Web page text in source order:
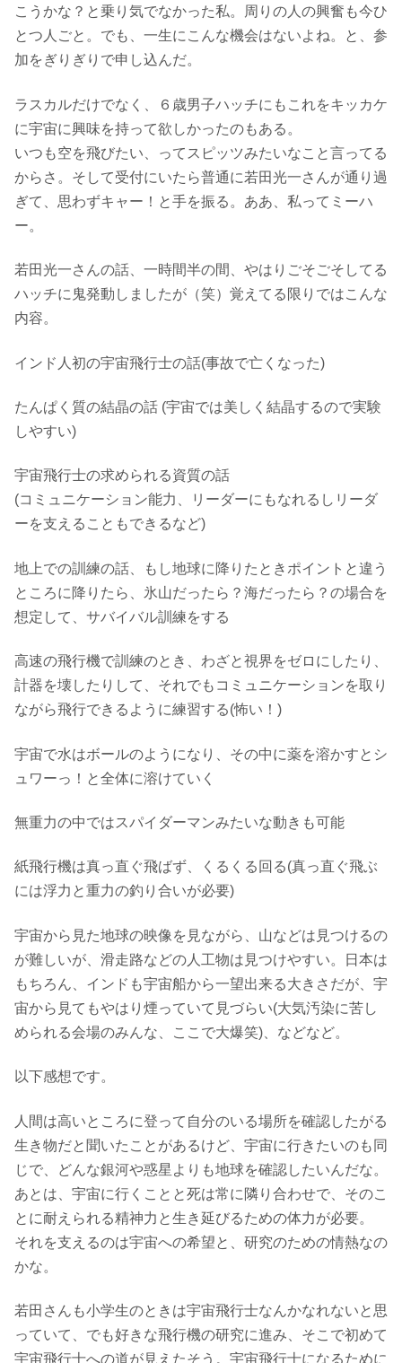
こうかな？と乗り気でなかった私。周りの人の興奮も今ひ
とつ人ごと。でも、一生にこんな機会はないよね。と、参
加をぎりぎりで申し込んだ。
ラスカルだけでなく、６歳男子ハッチにもこれをキッカケ
に宇宙に興味を持って欲しかったのもある。
いつも空を飛びたい、ってスピッツみたいなこと言ってる
からさ。そして受付にいたら普通に若田光一さんが通り過
ぎて、思わずキャー！と手を振る。ああ、私ってミーハ
ー。
若田光一さんの話、一時間半の間、やはりごそごそしてる
ハッチに鬼発動しましたが（笑）覚えてる限りではこんな
内容。
インド人初の宇宙飛行士の話(事故で亡くなった)
たんぱく質の結晶の話 (宇宙では美しく結晶するので実験
しやすい)
宇宙飛行士の求められる資質の話
(コミュニケーション能力、リーダーにもなれるしリーダ
ーを支えることもできるなど)
地上での訓練の話、もし地球に降りたときポイントと違う
ところに降りたら、氷山だったら？海だったら？の場合を
想定して、サバイバル訓練をする
高速の飛行機で訓練のとき、わざと視界をゼロにしたり、
計器を壊したりして、それでもコミュニケーションを取り
ながら飛行できるように練習する(怖い！)
宇宙で水はボールのようになり、その中に薬を溶かすとシ
ュワーっ！と全体に溶けていく
無重力の中ではスパイダーマンみたいな動きも可能
紙飛行機は真っ直ぐ飛ばず、くるくる回る(真っ直ぐ飛ぶ
には浮力と重力の釣り合いが必要)
宇宙から見た地球の映像を見ながら、山などは見つけるの
が難しいが、滑走路などの人工物は見つけやすい。日本は
もちろん、インドも宇宙船から一望出来る大きさだが、宇
宙から見てもやはり煙っていて見づらい(大気汚染に苦し
められる会場のみんな、ここで大爆笑)、などなど。
以下感想です。
人間は高いところに登って自分のいる場所を確認したがる
生き物だと聞いたことがあるけど、宇宙に行きたいのも同
じで、どんな銀河や惑星よりも地球を確認したいんだな。
あとは、宇宙に行くことと死は常に隣り合わせで、そのこ
とに耐えられる精神力と生き延びるための体力が必要。
それを支えるのは宇宙への希望と、研究のための情熱なの
かな。
若田さんも小学生のときは宇宙飛行士なんかなれないと思
っていて、でも好きな飛行機の研究に進み、そこで初めて
宇宙飛行士への道が見えたそう。宇宙飛行士になるために